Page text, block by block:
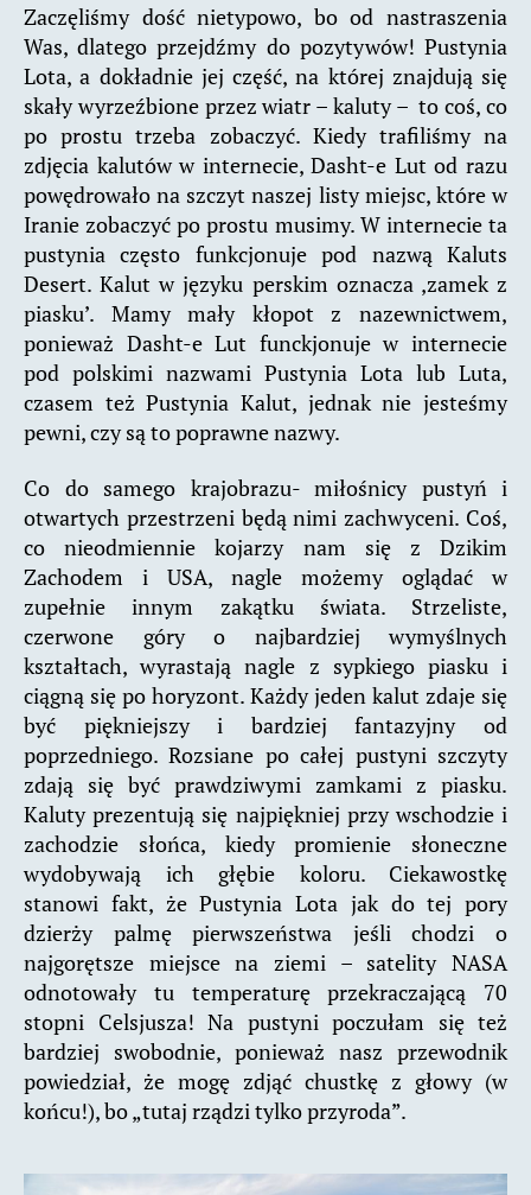
Zaczęliśmy dość nietypowo, bo od nastraszenia
Was, dlatego przejdźmy do pozytywów! Pustynia
Lota, a dokładnie jej część, na której znajdują się
skały wyrzeźbione przez wiatr – kaluty – to coś, co
po prostu trzeba zobaczyć. Kiedy trafiliśmy na
zdjęcia kalutów w internecie, Dasht-e Lut od razu
powędrowało na szczyt naszej listy miejsc, które w
Iranie zobaczyć po prostu musimy. W internecie ta
pustynia często funkcjonuje pod nazwą Kaluts
Desert. Kalut w języku perskim oznacza ‚zamek z
piasku’. Mamy mały kłopot z nazewnictwem,
ponieważ Dasht-e Lut funckjonuje w internecie
pod polskimi nazwami Pustynia Lota lub Luta,
czasem też Pustynia Kalut, jednak nie jesteśmy
pewni, czy są to poprawne nazwy.
Co do samego krajobrazu- miłośnicy pustyń i
otwartych przestrzeni będą nimi zachwyceni. Coś,
co nieodmiennie kojarzy nam się z Dzikim
Zachodem i USA, nagle możemy oglądać w
zupełnie innym zakątku świata. Strzeliste,
czerwone góry o najbardziej wymyślnych
kształtach, wyrastają nagle z sypkiego piasku i
ciągną się po horyzont. Każdy jeden kalut zdaje się
być piękniejszy i bardziej fantazyjny od
poprzedniego. Rozsiane po całej pustyni szczyty
zdają się być prawdziwymi zamkami z piasku.
Kaluty prezentują się najpiękniej przy wschodzie i
zachodzie słońca, kiedy promienie słoneczne
wydobywają ich głębie koloru. Ciekawostkę
stanowi fakt, że Pustynia Lota jak do tej pory
dzierży palmę pierwszeństwa jeśli chodzi o
najgorętsze miejsce na ziemi – satelity NASA
odnotowały tu temperaturę przekraczającą 70
stopni Celsjusza! Na pustyni poczułam się też
bardziej swobodnie, ponieważ nasz przewodnik
powiedział, że mogę zdjąć chustkę z głowy (w
końcu!), bo „tutaj rządzi tylko przyroda”.